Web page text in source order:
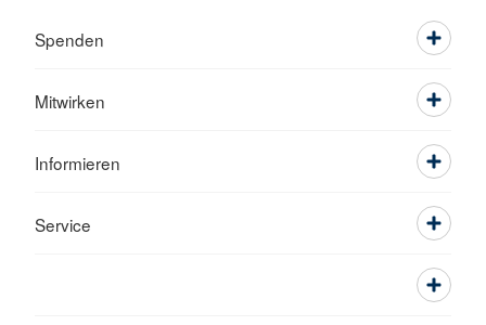
Spenden
Mitwirken
Informieren
Service